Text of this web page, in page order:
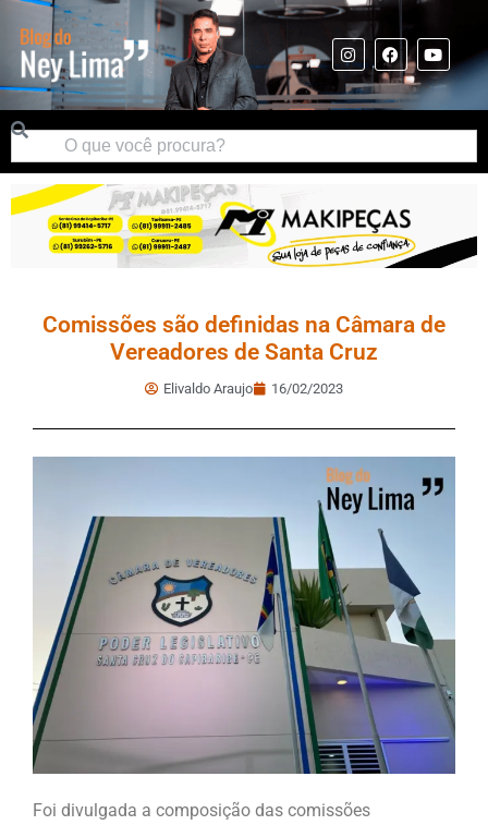
Comissões são definidas na Câmara de
Vereadores de Santa Cruz
Elivaldo Araujo 16/02/2023
Foi divulgada a composição das comissões